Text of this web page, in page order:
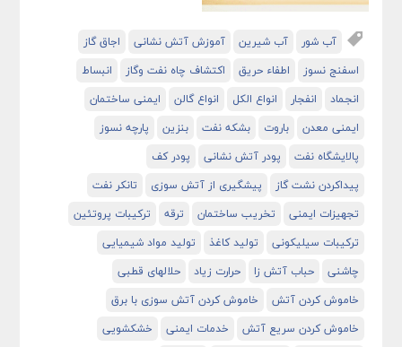
آب شور آب شیرین آموزش آتش نشانی
اجاق گاز
اسفنج نسوز
اطفاء حریق اکتشاف چاه نفت وگاز
انبساط
انجماد
انفجار انواع الکل انواع گالن
ایمنی ساختمان
ایمنی معدن
باروت بشکه نفت بنزین
پارچه نسوز
پالایشگاه نفت
پودر آتش نشانی
پودر کف
پیداکردن نشت گاز
پیشگیری از آتش سوزی
تانکر نفت
تجهیزات ایمنی
تخریب ساختمان ترقه
ترکیبات پروتئین
ترکیبات سیلیکونی
تولید کاغذ
تولید مواد شیمیایی
چاشنی
حباب آتش زا حرارت زیاد
حلالهای قطبی
خاموش کردن آتش
خاموش کردن آتش سوزی با برق
خاموش کردن سریع آتش
خدمات ایمنی
خشکشویی